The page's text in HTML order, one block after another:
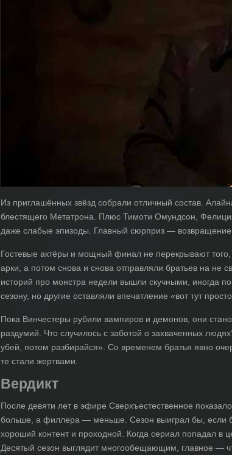
Из приглашённых звёзд собрали отличный состав.
блестящего Метатрона. Плюс Тимоти Омундсон,
даже слабые эпизоды. Главный сюрприз —
Гостевые актёры и мощный финал не перекрывают
арки, а потом снова и снова отправляли братьев на
историй про монстра недели вышли скучными, иногда
сезону, но другие оставляли впечатление «вот тут
Пока Винчестеры рубили вампиров и демонов, они
раздумий. Что случилось с заботой о захваченных
убей, потом разбирайся». Со временем братья явно
те стали жертвами.
Вердикт
После девяти лет в эфире Сверхъестественное
больше, а филлера — меньше. Сезон выиграл бы, если
хороший контент и проходной. Когда сериал попадал в
Десятый сезон выглядит многообещающим, главное —